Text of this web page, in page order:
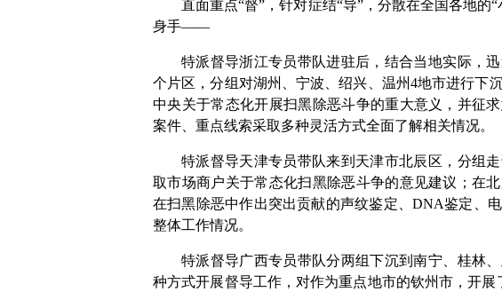
直面重点“督”，针对症结“导”，分散在全国各地的
身手——
特派督导浙江专员带队进驻后，结合当地实际，
个片区，分组对湖州、宁波、绍兴、温州4地市进行下
中央关于常态化开展扫黑除恶斗争的重大意义，并征
案件、重点线索采取多种灵活方式全面了解相关情况。
特派督导天津专员带队来到天津市北辰区，分组
取市场商户关于常态化扫黑除恶斗争的意见建议；在
在扫黑除恶中作出突出贡献的声纹鉴定、DNA鉴定、
整体工作情况。
特派督导广西专员带队分两组下沉到南宁、桂林
种方式开展督导工作，对作为重点地市的钦州市，开